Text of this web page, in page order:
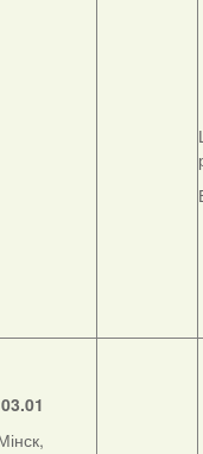
03.01